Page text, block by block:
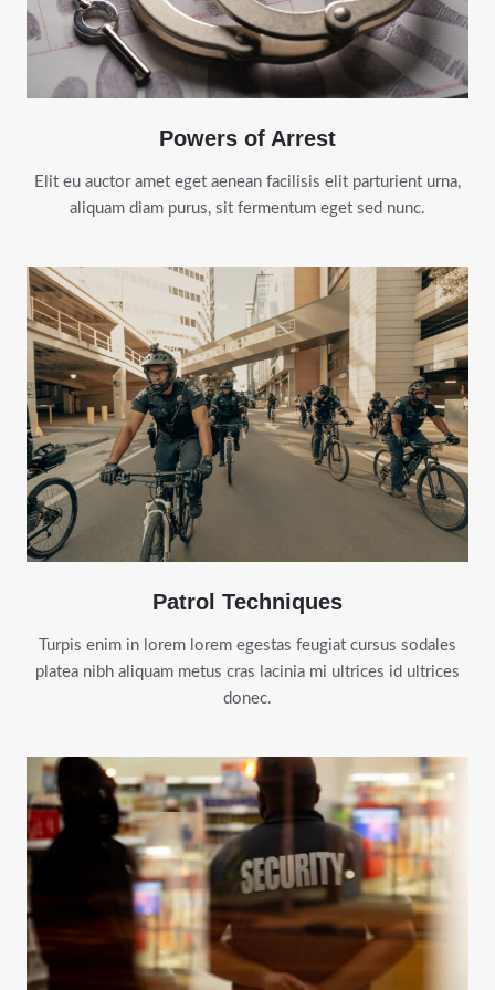
Powers of Arrest
Elit eu auctor amet eget aenean facilisis elit parturient urna,
aliquam diam purus, sit fermentum eget sed nunc.
Patrol Techniques
Turpis enim in lorem lorem egestas feugiat cursus sodales
platea nibh aliquam metus cras lacinia mi ultrices id ultrices
donec.